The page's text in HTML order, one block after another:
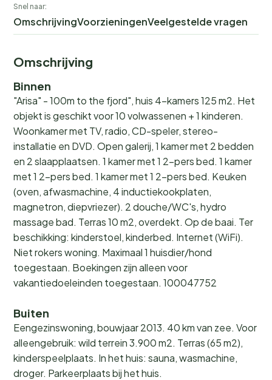
Snel naar:
OmschrijvingVoorzieningenVeelgestelde vragen
Omschrijving
Binnen
"Arisa" - 100m to the fjord", huis 4-kamers 125 m2. Het
objekt is geschikt voor 10 volwassenen + 1 kinderen.
Woonkamer met TV, radio, CD-speler, stereo-
installatie en DVD. Open galerij, 1 kamer met 2 bedden
en 2 slaapplaatsen. 1 kamer met 1 2-pers bed. 1 kamer
met 1 2-pers bed. 1 kamer met 1 2-pers bed. Keuken
(oven, afwasmachine, 4 inductiekookplaten,
magnetron, diepvriezer). 2 douche/WC's, hydro
massage bad. Terras 10 m2, overdekt. Op de baai. Ter
beschikking: kinderstoel, kinderbed. Internet (WiFi).
Niet rokers woning. Maximaal 1 huisdier/hond
toegestaan. Boekingen zijn alleen voor
vakantiedoeleinden toegestaan. 100047752
Buiten
Eengezinswoning, bouwjaar 2013. 40 km van zee. Voor
alleengebruik: wild terrein 3.900 m2. Terras (65 m2),
kinderspeelplaats. In het huis: sauna, wasmachine,
droger. Parkeerplaats bij het huis.